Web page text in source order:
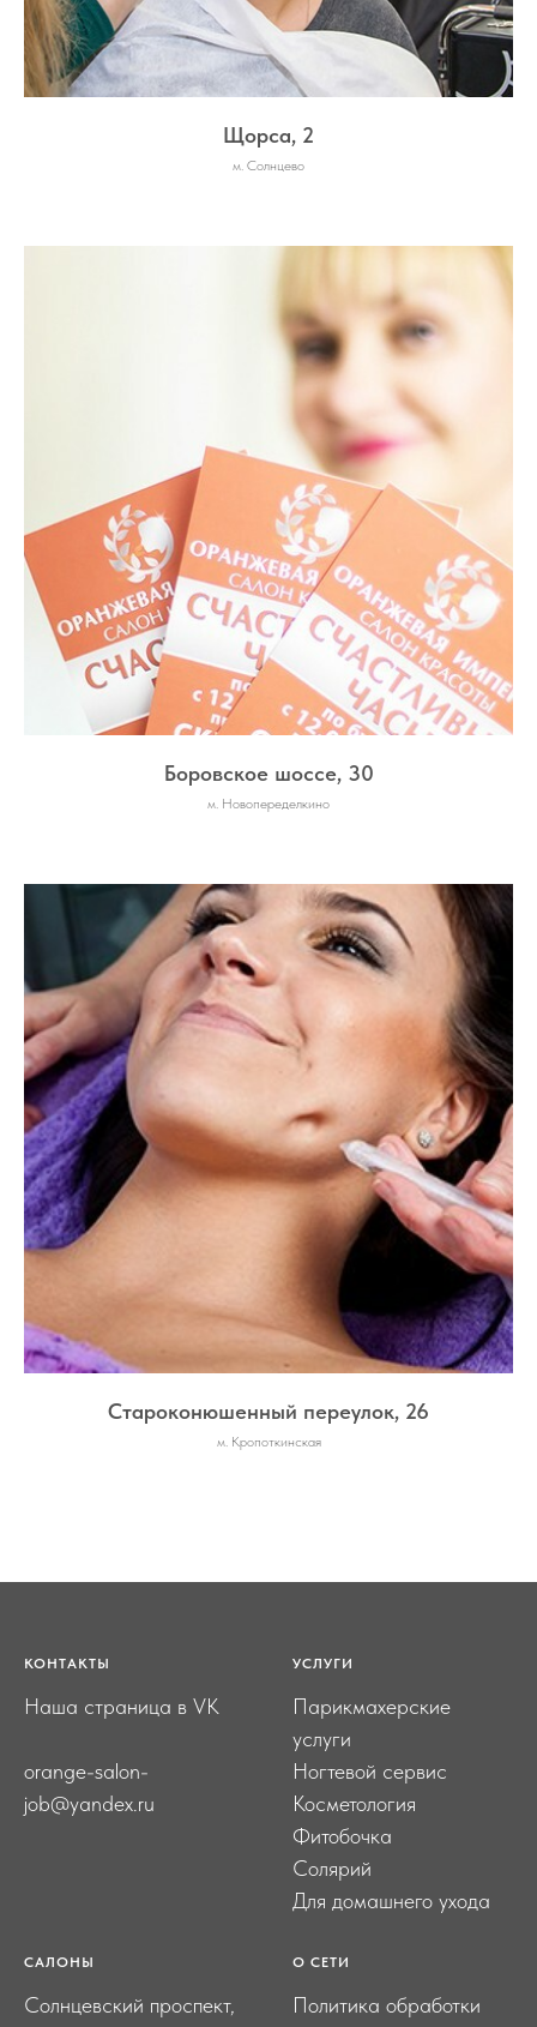
Щорса, 2
м. Солнцево
Боровское шоссе, 30
м. Новопеределкино
Староконюшенный переулок, 26
м. Кропоткинская
КОНТАКТЫ
Наша страница в VK
orange-salon-
job@yandex.ru
УСЛУГИ
Парикмахерские
услуги
Ногтевой сервис
Косметология
Фитобочка
Солярий
Для домашнего ухода
САЛОНЫ
Солнцевский проспект,
О СЕТИ
Политика обработки